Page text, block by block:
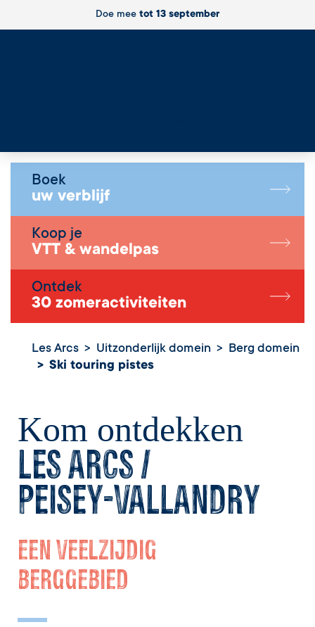
Doe mee tot 13 september
Boek
uw verblijf
Koop je
VTT & wandelpas
Ontdek
30 zomeractiviteiten
Les Arcs Uitzonderlijk domein
Berg domein
Ski touring pistes
Kom ontdekken
Les Arcs /
Peisey-Vallandry
Een veelzijdig
berggebied